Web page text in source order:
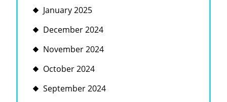
January 2025
December 2024
November 2024
October 2024
September 2024